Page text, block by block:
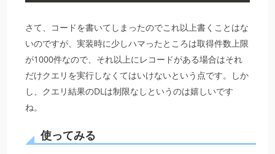
さて、コードを書いてしまったのでこれ以上書くことはな
いのですが、実装時に少しハマったところは取得件数上限
が1000件なので、それ以上にレコードがある場合はそれ
だけクエリを実行しなくてはいけないという点です。しか
し、クエリ結果のDLは制限なしというのは嬉しいです
ね。
使ってみる